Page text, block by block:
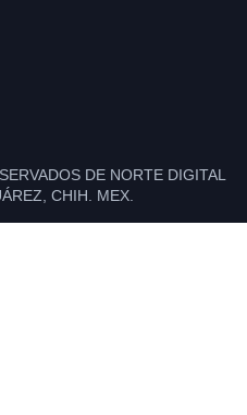
DE NORTE DIGITAL
CHIH. MEX.